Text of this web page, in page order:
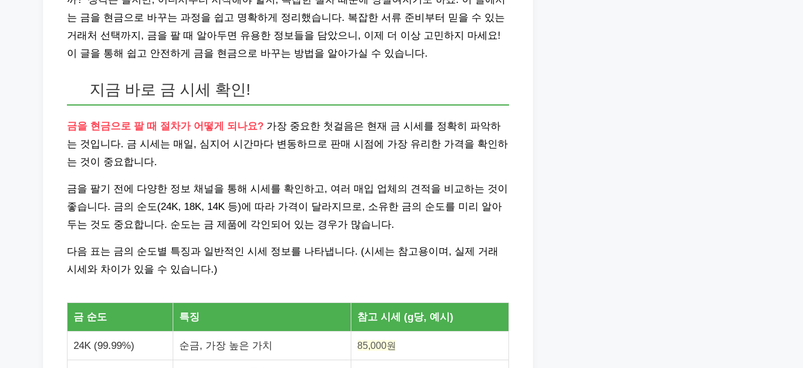
는 금을 현금으로 바꾸는 과정을 쉽고 명확하게 정리했습니다. 복잡한 서류 준비부터 믿을 수 있는
거래처 선택까지, 금을 팔 때 알아두면 유용한 정보들을 담았으니, 이제 더 이상 고민하지 마세요!
이 글을 통해 쉽고 안전하게 금을 현금으로 바꾸는 방법을 알아가실 수 있습니다.
지금 바로 금 시세 확인!
금을 현금으로 팔 때 절차가 어떻게 되나요? 가장 중요한 첫걸음은 현재 금 시세를 정확히 파악하
는 것입니다. 금 시세는 매일, 심지어 시간마다 변동하므로 판매 시점에 가장 유리한 가격을 확인하
는 것이 중요합니다.
금을 팔기 전에 다양한 정보 채널을 통해 시세를 확인하고, 여러 매입 업체의 견적을 비교하는 것이
좋습니다. 금의 순도(24K, 18K, 14K 등)에 따라 가격이 달라지므로, 소유한 금의 순도를 미리 알아
두는 것도 중요합니다. 순도는 금 제품에 각인되어 있는 경우가 많습니다.
다음 표는 금의 순도별 특징과 일반적인 시세 정보를 나타냅니다. (시세는 참고용이며, 실제 거래
시세와 차이가 있을 수 있습니다.)
금 순도 특징 참고 시세 (g당, 예시)
24K (99.99%) 순금, 가장 높은 가치 85,000원